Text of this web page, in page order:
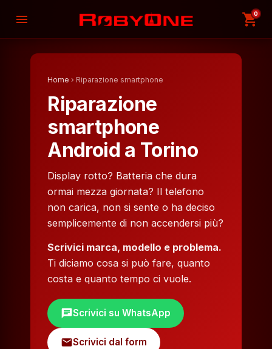
menu shopping_cart
0
Home › Riparazione smartphone
Riparazione
smartphone
Android a Torino
Display rotto? Batteria che dura
ormai mezza giornata? Il telefono
non carica, non si sente o ha deciso
semplicemente di non accendersi più?
Scrivici marca, modello e problema.
Ti diciamo cosa si può fare, quanto
costa e quanto tempo ci vuole.
chatScrivici su WhatsApp
mailScrivici dal form